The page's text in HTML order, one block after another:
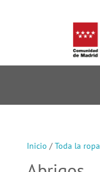
Inicio /Toda la ropa